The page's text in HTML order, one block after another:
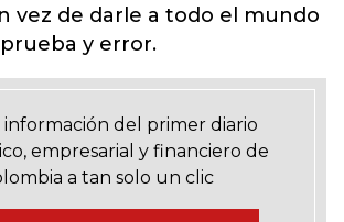
vez de darle a todo el mundo
y error.
información del primer diario
empresarial y financiero de
a tan solo un clic